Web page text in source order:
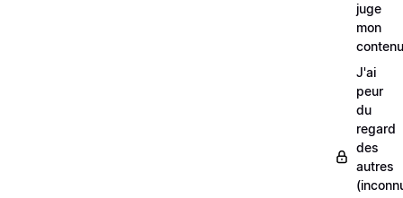
juge
mon
contenu
J'ai
peur
du
regard
des
autres